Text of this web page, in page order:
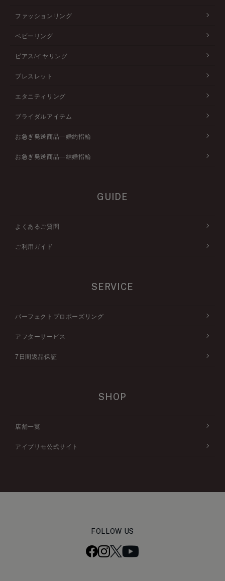
ファッションリング
ベビーリング
ピアス/イヤリング
ブレスレット
エタニティリング
ブライダルアイテム
お急ぎ発送商品―婚約指輪
お急ぎ発送商品―結婚指輪
GUIDE
よくあるご質問
ご利用ガイド
SERVICE
パーフェクトプロポーズリング
アフターサービス
7日間返品保証
SHOP
店舗一覧
アイプリモ公式サイト
FOLLOW US